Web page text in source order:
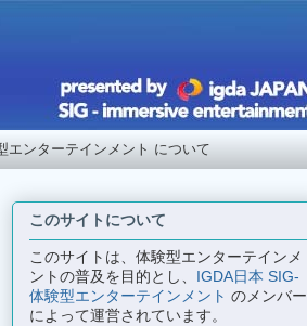
エンターテインメント について
このサイトについて
このサイトは、体験型エンターテインメ
ントの普及を目的とし、 IGDA日本 SIG-
体験型エンターテインメント のメンバー
によって運営されています。